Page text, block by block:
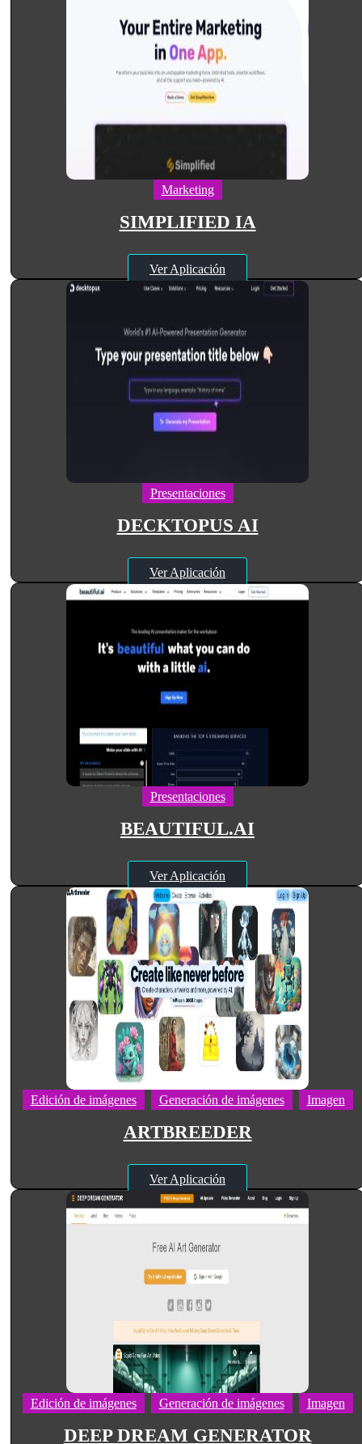
Marketing
SIMPLIFIED IA
Ver Aplicación
Presentaciones
DECKTOPUS AI
Ver Aplicación
Presentaciones
BEAUTIFUL.AI
Ver Aplicación
Edición de imágenes Generación de imágenes Imagen
ARTBREEDER
Ver Aplicación
Edición de imágenes Generación de imágenes Imagen
DEEP DREAM GENERATOR